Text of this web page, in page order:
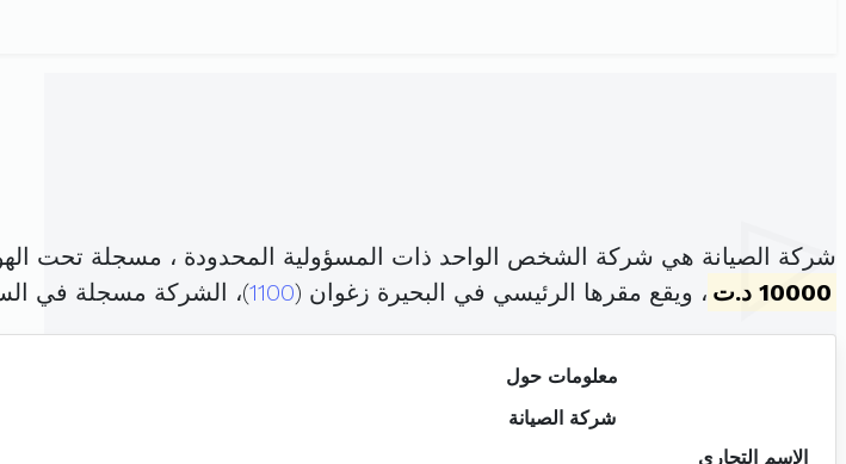
شركة الصيانة هي شركة الشخص الواحد ذات المسؤولية المحدودة ، مسجلة تحت
10000 د.ت
، ويقع مقرها الرئيسي في البحيرة زغوان (1100)، الشركة مسجلة في
معلومات حول
شركة الصيانة
الإسم التجاري